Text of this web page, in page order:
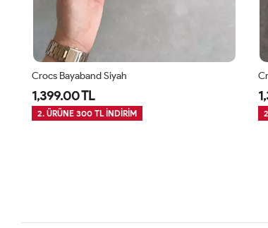
Crocs Bayaband Siyah
1,399.00 TL
2. ÜRÜNE 300 TL İNDİRİM